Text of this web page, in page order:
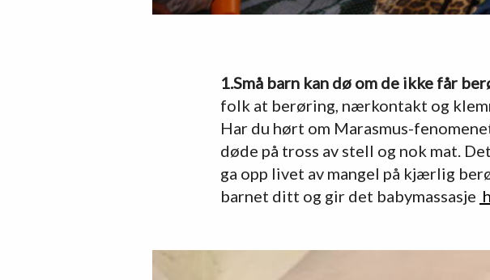
1.Små barn kan dø om de ikke får
folk at berøring, nærkontakt og
Har du hørt om Marasmus-
døde på tross av stell og nok mat.
ga opp livet av mangel på kjærlig
barnet ditt og gir det babymassasje